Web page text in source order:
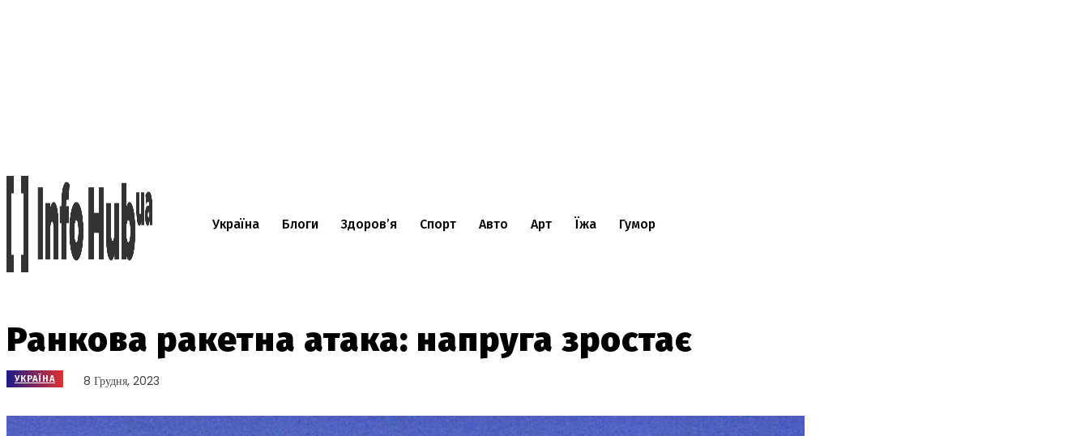
Україна Блоги Здоров’я Спорт Авто Арт Їжа Гумор
Ранкова ракетна атака: напруга зростає
УКРАЇНА 8 Грудня, 2023